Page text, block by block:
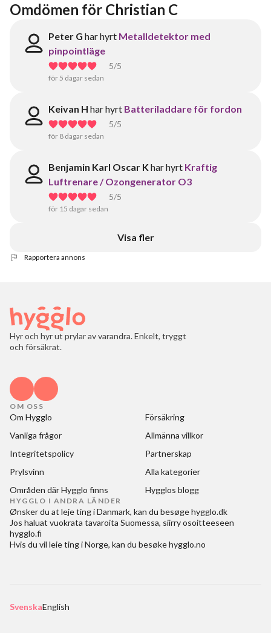
Omdömen för Christian C
Peter G har hyrt Metalldetektor med
pinpointläge
5/5
för 5 dagar sedan
Keivan H har hyrt Batteriladdare för fordon
5/5
för 8 dagar sedan
Benjamin Karl Oscar K har hyrt Kraftig
Luftrenare / Ozongenerator O3
5/5
för 15 dagar sedan
Visa fler
Rapportera annons
Hyr och hyr ut prylar av varandra. Enkelt, tryggt
och försäkrat.
OM OSS
Om Hygglo
Försäkring
Vanliga frågor
Allmänna villkor
Integritetspolicy
Partnerskap
Prylsvinn
Alla kategorier
Områden där Hygglo finns
Hygglos blogg
HYGGLO I ANDRA LÄNDER
Ønsker du at leje ting i Danmark, kan du besøgehygglo.dk
Jos haluat vuokrata tavaroita Suomessa, siirry osoitteeseen
hygglo.fi
Hvis du vil leie ting i Norge, kan du besøkehygglo.no
SvenskaEnglish